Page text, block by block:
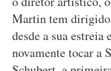
Martin tem dirigido
desde a sua
novamente tocar a